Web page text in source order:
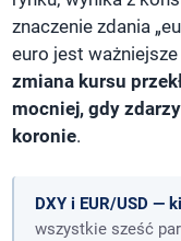
znaczenie zdania
euro jest
zmiana kursu
mocniej, gdy
koronie.
DXY i EUR/USD —
wszystkie sześć